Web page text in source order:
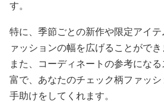
す。
特に、季節ごとの新作や限定アイ
ァッションの幅を広げることができ
また、コーディネートの参考にな
富で、あなたのチェック柄ファッ
手助けをしてくれます。